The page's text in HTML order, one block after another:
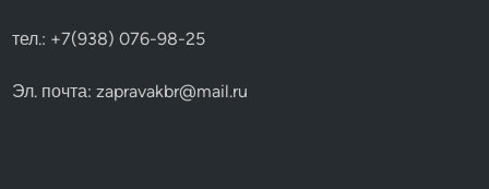
тел.: +7(938) 076-98-25
Эл. почта:zapravakbr@mail.ru